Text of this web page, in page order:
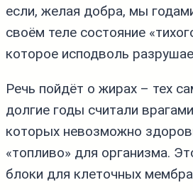
если, желая добра, мы
своём теле состояние
которое исподволь
Речь пойдёт о жирах – тех
долгие годы считали
которых невозможно
«топливо» для организма.
блоки для клеточных